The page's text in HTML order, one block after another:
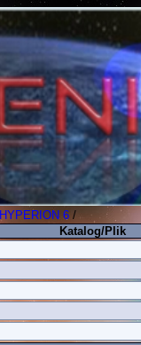
HYPERION 6 /
Katalog/Plik